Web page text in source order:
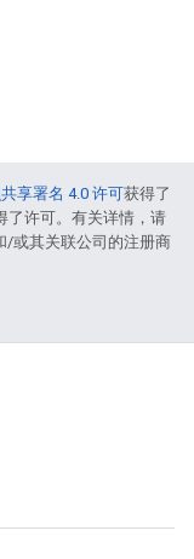
享署名 4.0 许可获得了
了许可。有关详情，请
/或其关联公司的注册商